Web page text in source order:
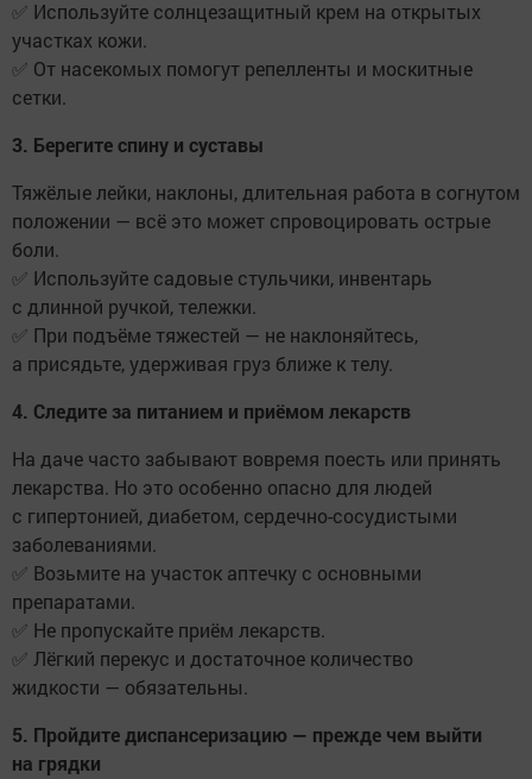
✅ Используйте солнцезащитный крем на открытых
участках кожи.
✅ От насекомых помогут репелленты и москитные
сетки.
3. Берегите спину и суставы
Тяжёлые лейки, наклоны, длительная работа в согнутом
положении — всё это может спровоцировать острые
боли.
✅ Используйте садовые стульчики, инвентарь
с длинной ручкой, тележки.
✅ При подъёме тяжестей — не наклоняйтесь,
а присядьте, удерживая груз ближе к телу.
4. Следите за питанием и приёмом лекарств
На даче часто забывают вовремя поесть или принять
лекарства. Но это особенно опасно для людей
с гипертонией, диабетом, сердечно-сосудистыми
заболеваниями.
✅ Возьмите на участок аптечку с основными
препаратами.
✅ Не пропускайте приём лекарств.
✅ Лёгкий перекус и достаточное количество
жидкости — обязательны.
5. Пройдите диспансеризацию — прежде чем выйти
на грядки